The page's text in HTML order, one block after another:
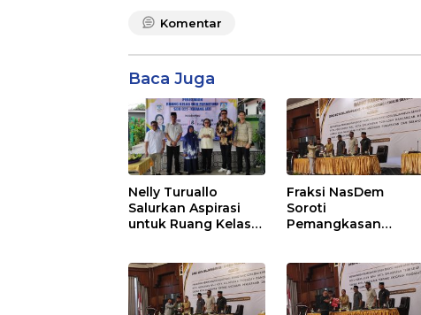
Komentar
Baca Juga
Nelly Turuallo
Salurkan Aspirasi
untuk Ruang Kelas
Fraksi NasDem
Soroti
Pemangkasan
Dorong Prioritas
pada Layanan
Publik